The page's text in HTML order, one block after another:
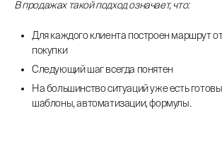
В продажах такой подход означает, что:
Для каждого клиента построен маршрут
покупки
Следующий шаг всегда понятен
На большинство ситуаций уже есть
шаблоны, автоматизации, формулы.